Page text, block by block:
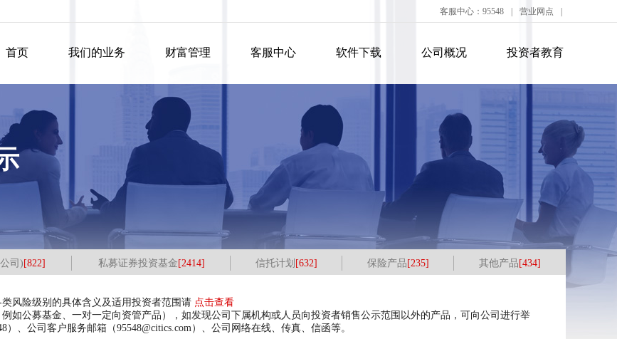
客服中心：95548 营业网点
首页 我们的业务 财富管理 客服中心 软件下载 公司概况 投资者教育
司)[822] 私募证券投资基金 [2414] 信托计划 [632] 保险产品 [235] 其他产品 [434]
风险级别的具体含义及适用投资者范围请 点击查看
如公募基金、一对一定向资管产品），如发现公司下属机构或人员向投资者销售公示范围以外的产品，可向公司进行举
、公司客户服务邮箱（95548@citics.com）、公司网络在线、传真、信函等。